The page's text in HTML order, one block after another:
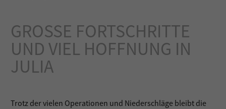
GROSSE FORTSCHRITTE U
ND VIEL HOFFNUNG IN J
ULIA
Trotz der vielen Operationen und Niederschläge bleibt die